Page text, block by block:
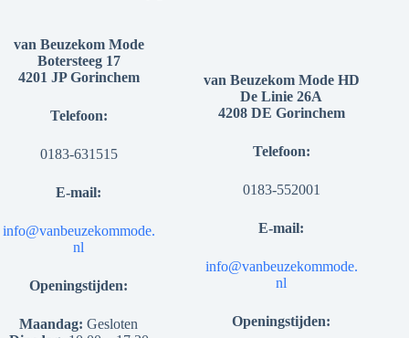
van Beuzekom Mode
Botersteeg 17
4201 JP Gorinchem
Telefoon:
0183-631515
E-mail:
info@vanbeuzekommode.
nl
Openingstijden:
Maandag: Gesloten
van Beuzekom Mode HD
De Linie 26A
4208 DE Gorinchem
Telefoon:
0183-552001
E-mail:
info@vanbeuzekommode.
nl
Openingstijden: